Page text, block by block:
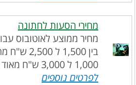
מחירי הסעות לחתונה
מחיר ממוצע לאוטובוס
בין 1,500 ל
1,000 ל 3,000 ש"ח מאוד תלוי ב.....
לפרטים נוספים